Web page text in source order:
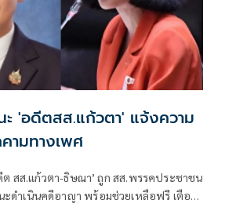
'อดีตสส.แก้วตา' แจ้งความ
ามทางเพศ
ต สส.แก้วตา-ธิษณา’ ถูก สส.พรรคประชาชน
ะดำเนินคดีอาญา พร้อมช่วยเหลือฟรี เตือน